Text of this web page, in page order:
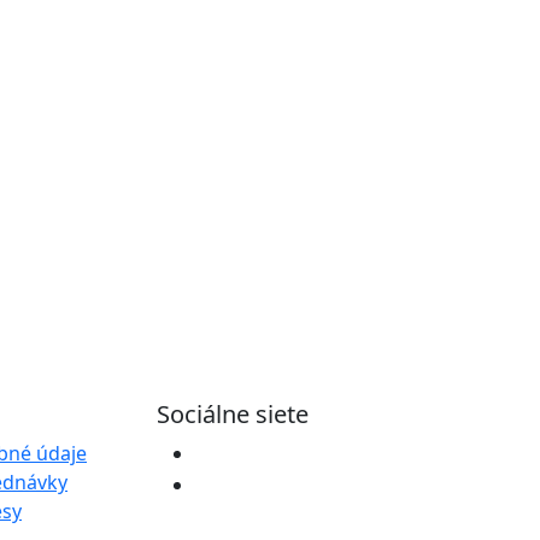
údaje
Sociálne siete